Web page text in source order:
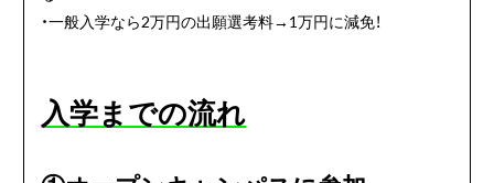
・一般入学なら2万円の出願選考料→1万円に減免！
入学までの流れ